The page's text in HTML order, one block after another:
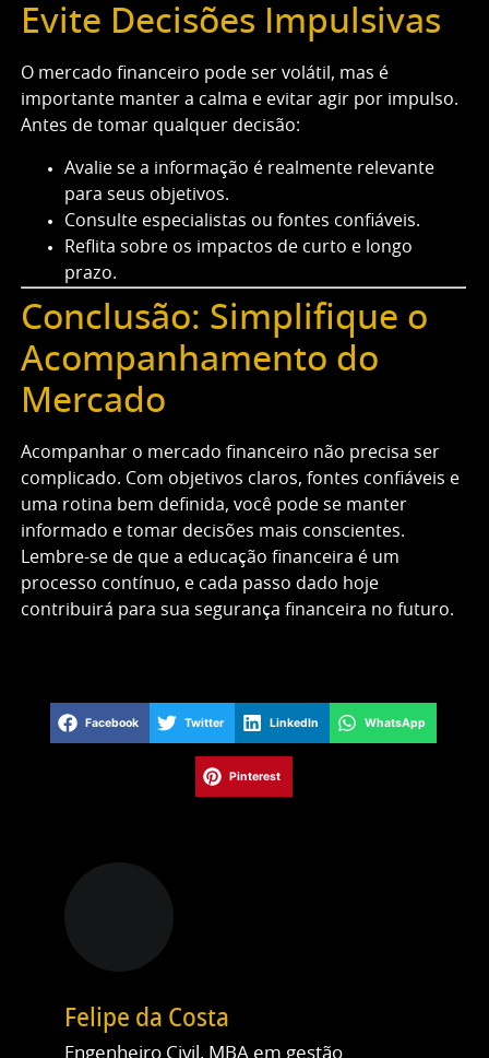
Evite Decisões Impulsivas
O mercado financeiro pode ser volátil, mas é
importante manter a calma e evitar agir por impulso.
Antes de tomar qualquer decisão:
Avalie se a informação é realmente relevante
para seus objetivos.
Consulte especialistas ou fontes confiáveis.
Reflita sobre os impactos de curto e longo
prazo.
Conclusão: Simplifique o
Acompanhamento do
Mercado
Acompanhar o mercado financeiro não precisa ser
complicado. Com objetivos claros, fontes confiáveis e
uma rotina bem definida, você pode se manter
informado e tomar decisões mais conscientes.
Lembre-se de que a educação financeira é um
processo contínuo, e cada passo dado hoje
contribuirá para sua segurança financeira no futuro.
Facebook Twitter LinkedIn WhatsApp
Pinterest
Felipe da Costa
Engenheiro Civil, MBA em gestão